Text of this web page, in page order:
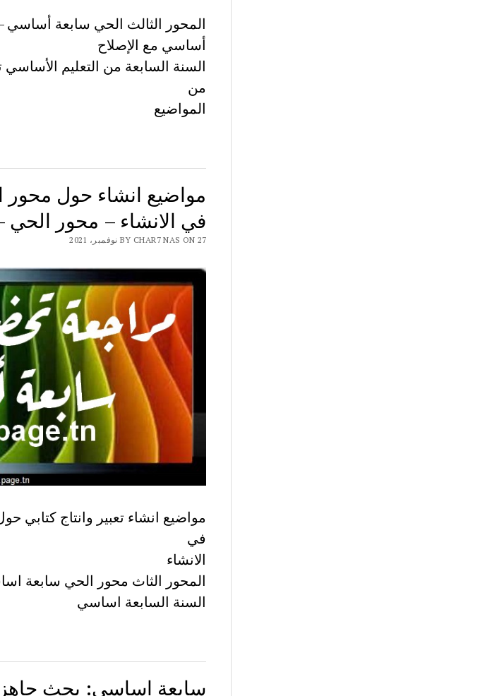
أساسي مع الإصلاح
السنة السابعة من التعليم
من
المواضيع
في الانشاء – محور
BY CHAR7 NAS ON 27 نوفمبر، 2021
في
الانشاء
المحور الثاث محور الحي سابعة
السنة السابعة اساسي
سابعة اساسي: بحث